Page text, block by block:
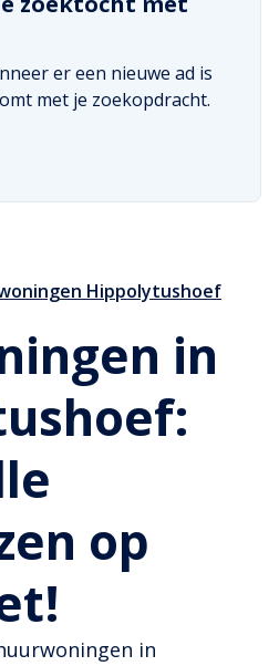
er een nieuwe ad is
met je zoekopdracht.
Hippolytushoef
in
op
in